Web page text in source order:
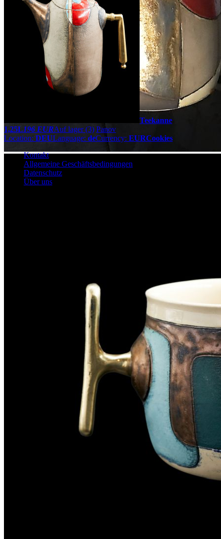
Teekanne
1,25L196 EURAuf lager (3) Panov
Location: DEULanguage: deCurrency: EURCookies
Kontakt
Allgemeine Geschäftsbedingungen
Datenschutz
Über uns